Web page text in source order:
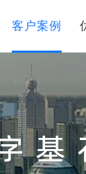
客户案例